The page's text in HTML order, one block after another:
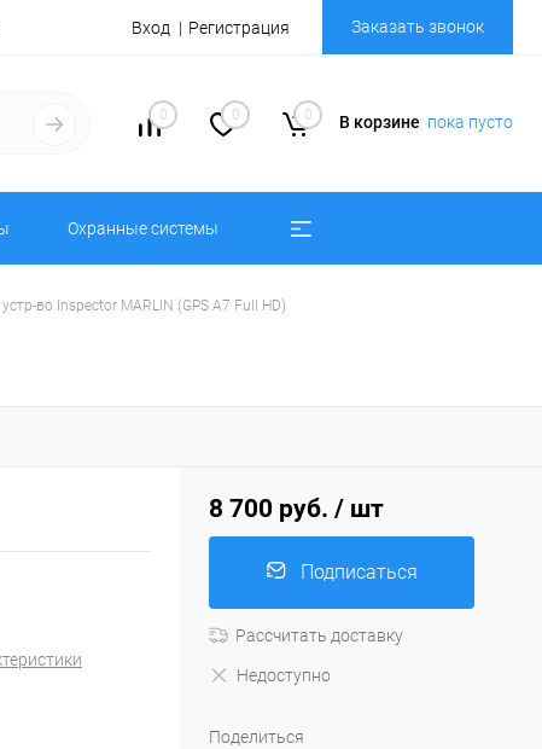
Вход Регистрация Заказать звонок
0 0 0 В корзине пока пусто
Охранные системы
во Inspector MARLIN (GPS А7 Full HD)
8 700 руб. / шт
Подписаться
Рассчитать доставку
Недоступно
Поделиться